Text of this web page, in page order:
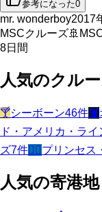
参考になった0
mr. wonderboy2017
MSCクルーズ🚢
8日間
人気のクル
🍸シーボーン46件🦞
ド・アメリカ・ライ
ズ7件🧜‍♀️ プリンセス
人気の寄港地